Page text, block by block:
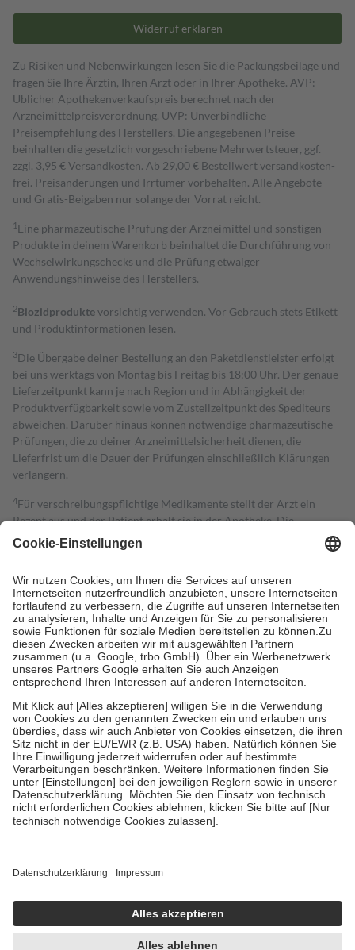
Widerruf erklären
Zu Risiken und Nebenwirkungen lesen Sie die Packungsbeilage und
fragen Sie Ihre Ärztin, Ihren Arzt oder in Ihrer Apotheke. AVP:
Üblicher Apothekenverkaufspreis berechnet nach der
Arzneimittelpreisverordnung. UVP: Unverbindliche
Preisempfehlung des Herstellers. Die angegebenen Preise
beinhalten die gesetzlich vorgeschriebene Mehrwertsteuer, ggf.
zzgl. 3,95 € Versandkosten. Ab 29,00 € Bestell­wert versand­kosten­
frei. Preisänderungen und Irrtümer vorbehalten. Alle Angebote
und Gratis-Beigaben nur solange der Vorrat reicht.
1 Eine pharmazeutische Prüfung der Arzneimittel und sonstigen
Produkte in deinem Warenkorb beinhaltet die Durchführung von
Wechselwirkungschecks und die Prüfung etwaiger
Anwendungshinweise des Herstellers.
2Biozidproduktevorsichtig verwenden. Vor Gebrauch stets Etikett
und Produktinformationen lesen.
3Die Übergabe deiner Bestellung an den Paketdienstleister erfolgt
bei uns werktags von Montag bis Freitag bis 18:00 Uhr. Der genaue
Lieferzeitpunkt kann je nach Region und in Abhängigkeit der
Produktverfügbarkeit sowie vom Zustellzeitpunkt des Spediteurs
abweichen. Darüber hinaus können notwendige pharmazeutische
Prüfungen, die zu deiner Arzneimittelsicherheit dienen, die
Lieferfrist um die Dauer der Prüfungen einschließlich Klärungen
verlängern.
4Für verschreibungspflichtige Medikamente stellt der Arzt ein
Rezept aus und der Patient erhält sie in der Apotheke. Die
gesetzliche Krankenversicherung übernimmt in der Regel die
Kosten dafür, der Versicherte trägt einen Teil davon als Zuzahlung
Grundsätzlich leisten Mitglieder Zuzahlungen in Höhe von zehn
Prozent des Abgabepreises,mindestens jedochfünf Euround
höchstens zehn Euro.Es sind jedoch nie mehr als die tatsächlichen
Kosten der Leistung zu entrichten.
Diese Regeln gelten grundsätzlich auch für Online-Apotheken.
Bei Heilmitteln und häuslicher Krankenpflege beträgt die
Zuzahlung zehn Prozent der Kosten sowie zehn Euro je
Verordnung.
Um das Engagement der Versicherten für ihre eigene Gesundheit zu
stärken und die besondere Stellung der Familie zu unterstützen,
fallenkeine Zuzahlungenan bei:
• Kindern und Jugendlichen bis zum vollendeten 18. Lebensjahr
mit Ausnahme der Fahrkosten
• Untersuchungen zur Vorsorge und Früherkennung, die von der
GKV getragen werden
Einholung von Bewertungen. Trusted Shops hat Maßnahmen
getroffen, um sicherzustellen, dass es sich um echte Bewertungen
handelt. Mehr Informationen findest du hier: